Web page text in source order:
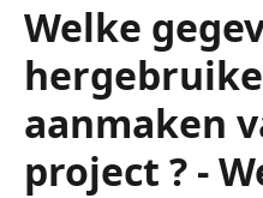
Welke
aanmaken
project ? -